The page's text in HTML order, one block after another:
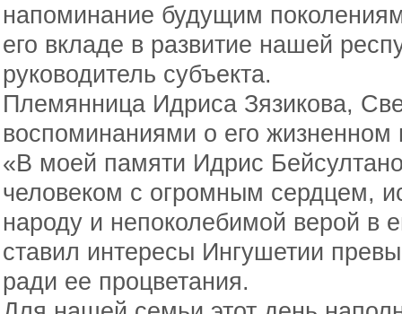
напоминание будущим
его вкладе в развитие нашей
руководитель субъекта.
Племянница Идриса Зязикова,
воспоминаниями о его
«В моей памяти Идрис
человеком с огромным сердцем,
народу и непоколебимой верой в
ставил интересы Ингушетии
ради ее процветания.